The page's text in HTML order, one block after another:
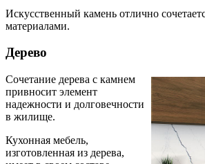
Искусственный камень отлично
материалами.
Дерево
Сочетание дерева с камнем
привносит элемент
надежности и долговечности
в жилище.
Кухонная мебель,
изготовленная из дерева,